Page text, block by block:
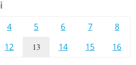
4 5 6 7
8
12 13 14 15 16